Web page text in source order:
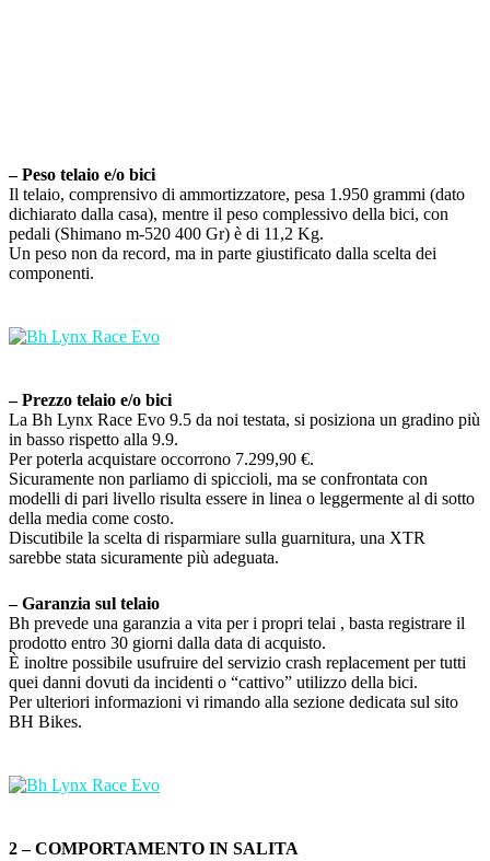
– Peso telaio e/o bici
Il telaio, comprensivo di ammortizzatore, pesa 1.950 grammi (dato
dichiarato dalla casa), mentre il peso complessivo della bici, con
pedali (Shimano m-520 400 Gr) è di 11,2 Kg.
Un peso non da record, ma in parte giustificato dalla scelta dei
componenti.
– Prezzo telaio e/o bici
La Bh Lynx Race Evo 9.5 da noi testata, si posiziona un gradino più
in basso rispetto alla 9.9.
Per poterla acquistare occorrono 7.299,90 €.
Sicuramente non parliamo di spiccioli, ma se confrontata con
modelli di pari livello risulta essere in linea o leggermente al di sotto
della media come costo.
Discutibile la scelta di risparmiare sulla guarnitura, una XTR
sarebbe stata sicuramente più adeguata.
– Garanzia sul telaio
Bh prevede una garanzia a vita per i propri telai , basta registrare il
prodotto entro 30 giorni dalla data di acquisto.
È inoltre possibile usufruire del servizio crash replacement per tutti
quei danni dovuti da incidenti o “cattivo” utilizzo della bici.
Per ulteriori informazioni vi rimando alla sezione dedicata sul sito
BH Bikes.
2 – COMPORTAMENTO IN SALITA